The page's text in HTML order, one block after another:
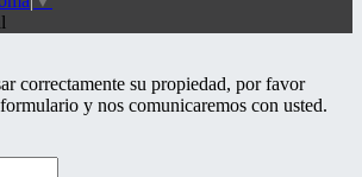
correctamente su propiedad, por favor
y nos comunicaremos con usted.